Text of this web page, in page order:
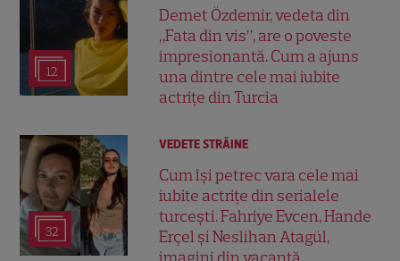
12
Demet Özdemir, vedeta din
„Fata din vis”, are o poveste
impresionantă. Cum a ajuns
una dintre cele mai iubite
actrițe din Turcia
32
VEDETE STRĂINE
Cum își petrec vara cele mai
iubite actrițe din serialele
turcești. Fahriye Evcen, Hande
Erçel și Neslihan Atagül,